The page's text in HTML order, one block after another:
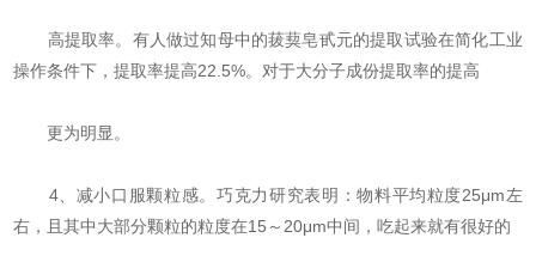
高提取率。有人做过知母中的菝葜皂甙元的提取试验在简化工业
操作条件下，提取率提高22.5%。对于大分子成份提取率的提高
更为明显。
4、减小口服颗粒感。巧克力研究表明：物料平均粒度25μm左
右，且其中大部分颗粒的粒度在15～20μm中间，吃起来就有很好的